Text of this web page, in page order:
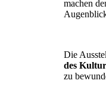
machen
Die
des
zu